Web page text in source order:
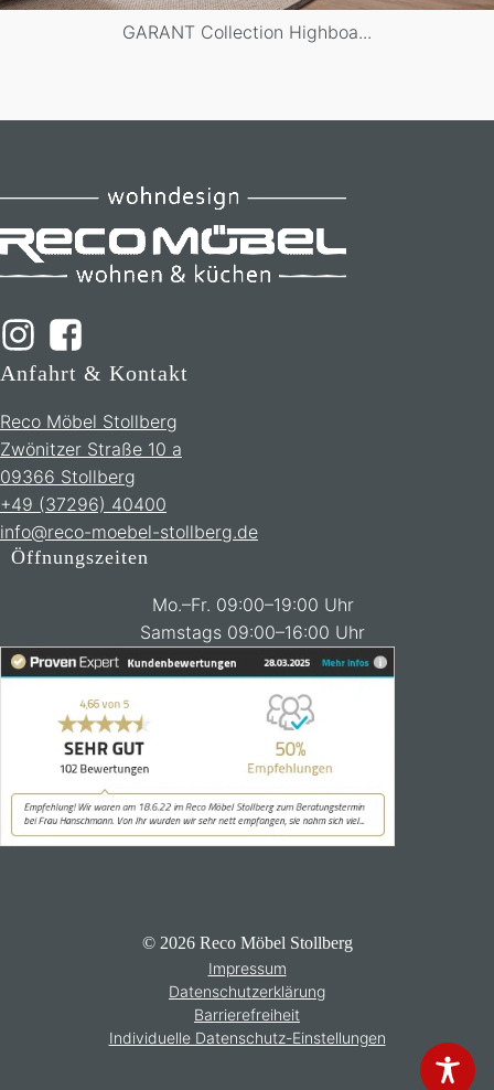
GARANT Collection Highboa...
Anfahrt & Kontakt
Reco Möbel Stollberg
Zwönitzer Straße 10 a
09366 Stollberg
+49 (37296) 40400
info@reco-moebel-stollberg.de
Öffnungszeiten
Mo.–Fr. 09:00–19:00 Uhr
Samstags 09:00–16:00 Uhr
© 2026 Reco Möbel Stollberg
Impressum
Datenschutzerklärung
Barrierefreiheit
Individuelle Datenschutz-Einstellungen